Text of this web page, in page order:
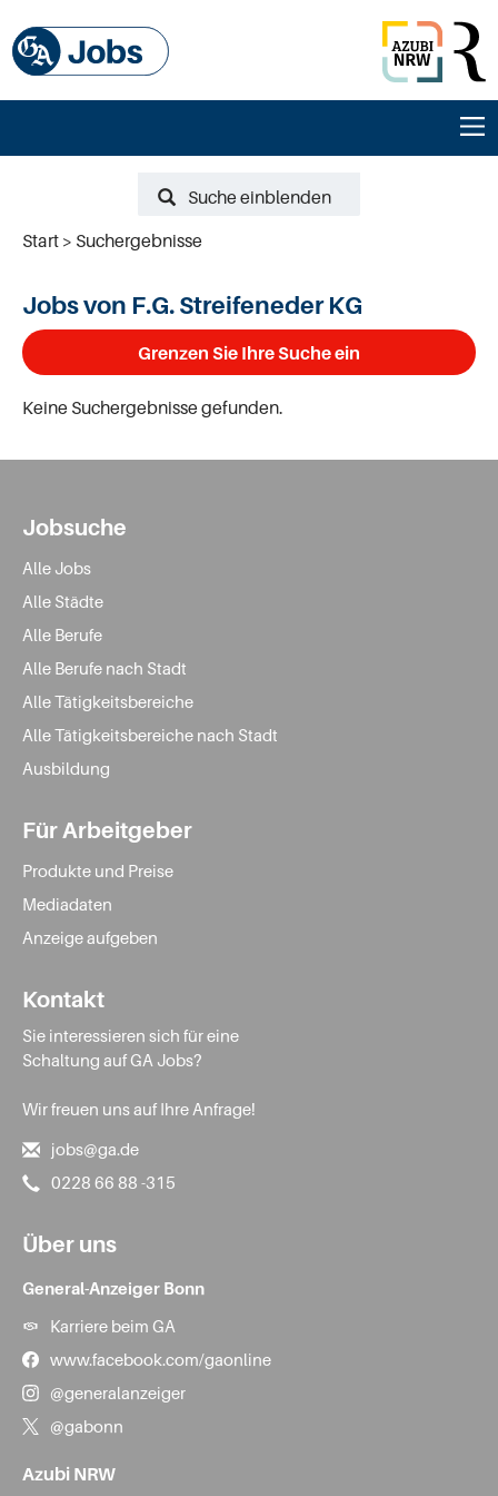
Suche einblenden
Start
Suchergebnisse
Jobs von F.G. Streifeneder KG
Grenzen Sie Ihre Suche ein
Keine Suchergebnisse gefunden.
Jobsuche
Alle Jobs
Alle Städte
Alle Berufe
Alle Berufe nach Stadt
Alle Tätigkeitsbereiche
Alle Tätigkeitsbereiche nach Stadt
Ausbildung
Für Arbeitgeber
Produkte und Preise
Mediadaten
Anzeige aufgeben
Kontakt
Sie interessieren sich für eine
Schaltung auf GA Jobs?
Wir freuen uns auf Ihre Anfrage!
jobs@ga.de
0228 66 88 -315
Über uns
General-Anzeiger Bonn
Karriere beim GA
www.facebook.com/gaonline
@generalanzeiger
@gabonn
Azubi NRW